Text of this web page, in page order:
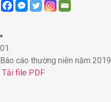
01.
Báo cáo thường niên năm 2019
Tải file PDF